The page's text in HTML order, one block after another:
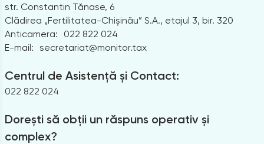
str. Constantin Tănase, 6
Clădirea „Fertilitatea-Chișinău” S.A., etajul 3, bir. 320
Anticamera:
022 822 024
E-mail: secretariat@monitor.tax
Centrul de Asistență și Contact:
022 822 024
Dorești să obții un răspuns operativ și
complex?